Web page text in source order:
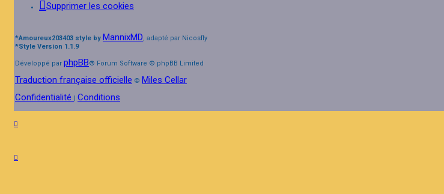
Supprimer les cookies
*Amoureux203403 style by MannixMD, adapté par Nicosfly
*Style Version 1.1.9
Développé par phpBB® Forum Software © phpBB Limited
Traduction française officielle © Miles Cellar
Confidentialité
Conditions